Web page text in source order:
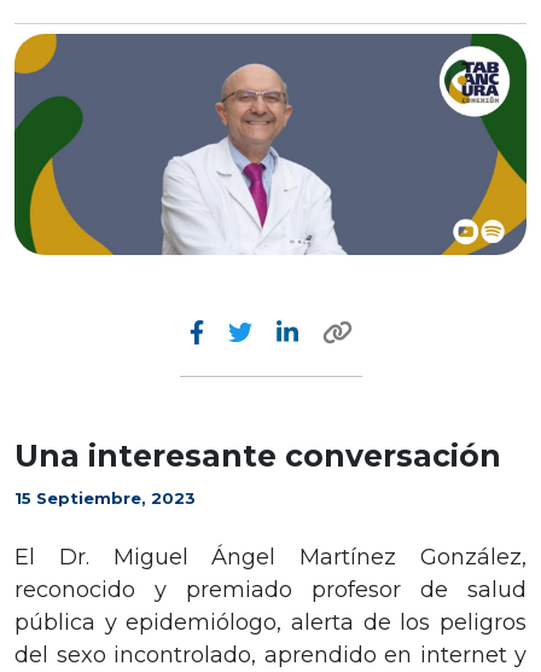
Una interesante conversación
15 Septiembre, 2023
El Dr. Miguel Ángel Martínez González,
reconocido y premiado profesor de salud
pública y epidemiólogo, alerta de los peligros
del sexo incontrolado, aprendido en internet y